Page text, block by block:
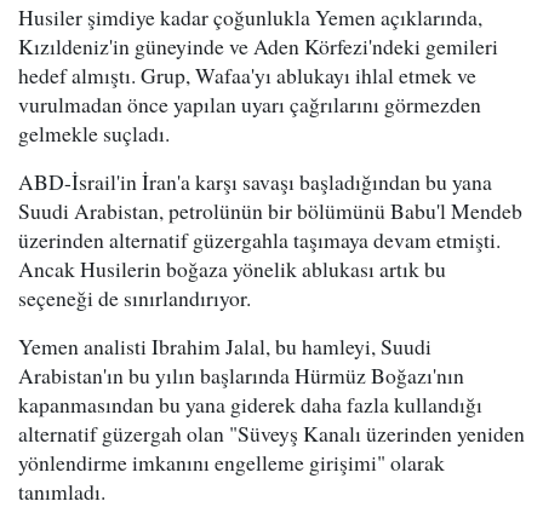
Husiler şimdiye kadar çoğunlukla Yemen açıklarında,
Kızıldeniz'in güneyinde ve Aden Körfezi'ndeki gemileri
hedef almıştı. Grup, Wafaa'yı ablukayı ihlal etmek ve
vurulmadan önce yapılan uyarı çağrılarını görmezden
gelmekle suçladı.
ABD-İsrail'in İran'a karşı savaşı başladığından bu yana
Suudi Arabistan, petrolünün bir bölümünü Babu'l Mendeb
üzerinden alternatif güzergahla taşımaya devam etmişti.
Ancak Husilerin boğaza yönelik ablukası artık bu
seçeneği de sınırlandırıyor.
Yemen analisti Ibrahim Jalal, bu hamleyi, Suudi
Arabistan'ın bu yılın başlarında Hürmüz Boğazı'nın
kapanmasından bu yana giderek daha fazla kullandığı
alternatif güzergah olan "Süveyş Kanalı üzerinden yeniden
yönlendirme imkanını engelleme girişimi" olarak
tanımladı.